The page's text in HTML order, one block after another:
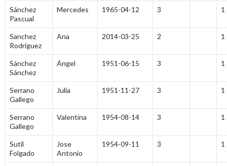
Sánchez
Pascual
Mercedes 1965-04-12 3 1
Sanchez
Rodriguez
Ana 2014-03-25 2 1
Sánchez
Sánchez
Ángel 1951-06-15 3 1
Serrano
Gallego
Julia 1951-11-27 3 1
Serrano
Gallego
Valentina 1954-08-14 3 1
Sutil
Folgado
Jose
Antonio
1954-09-11 3 1